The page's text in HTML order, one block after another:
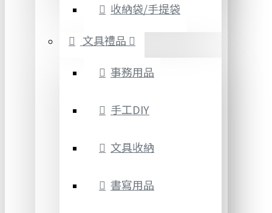
收納袋/手提袋
文具禮品
事務用品
手工DIY
文具收納
書寫用品